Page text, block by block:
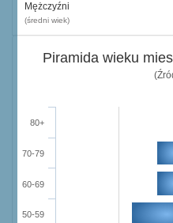
Mężczyźni
(średni wiek)
Piramida wieku
50-59
60-69
70-79
80+